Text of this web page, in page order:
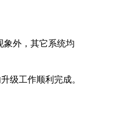
象外，其它系统均
级工作顺利完成。